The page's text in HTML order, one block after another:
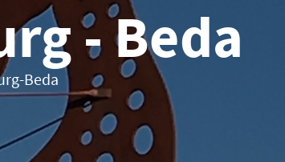
- Beda
Beda